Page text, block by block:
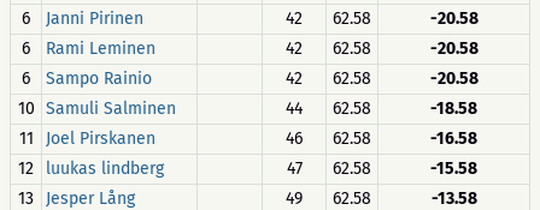
6
Janni Pirinen 42 62.58
-20.58
6
Rami Leminen 42 62.58
-20.58
6
Sampo Rainio 42 62.58
-20.58
10 Samuli Salminen 44 62.58
-18.58
11
Joel Pirskanen 46 62.58
-16.58
12
luukas lindberg 47 62.58
-15.58
13
Jesper Lång 49 62.58
-13.58